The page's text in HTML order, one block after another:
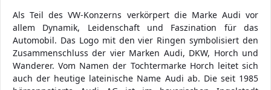
Als Teil des VW-Konzerns verkörpert die Marke Audi vor
allem Dynamik, Leidenschaft und Faszination für das
Automobil. Das Logo mit den vier Ringen symbolisiert den
Zusammenschluss der vier Marken Audi, DKW, Horch und
Wanderer. Vom Namen der Tochtermarke Horch leitet sich
auch der heutige lateinische Name Audi ab. Die seit 1985